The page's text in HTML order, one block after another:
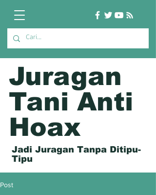
Juragan
Tani Anti
Hoax
Jadi Juragan Tanpa Ditipu-
Tipu
Post